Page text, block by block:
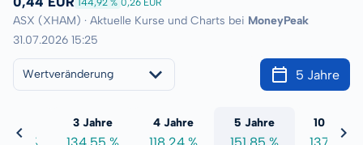
144,92 % 0,26 EUR
ASX (XHAM) · Aktuelle Kurse und Charts bei MoneyPeak
31.07.2026 15:25
Wertveränderung 5 Jahre
3 Jahre 4 Jahre 5 Jahre 10 Jahre